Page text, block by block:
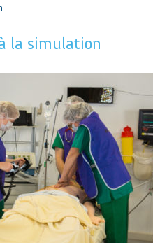
la simulation